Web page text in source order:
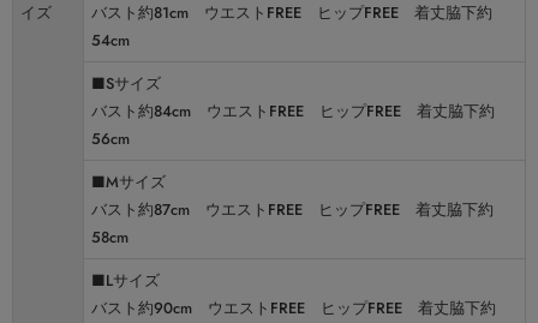
イズ
バスト約81cm ウエストFREE ヒップFREE 着丈脇下約
54cm
■Sサイズ
バスト約84cm ウエストFREE ヒップFREE 着丈脇下約
56cm
■Mサイズ
バスト約87cm ウエストFREE ヒップFREE 着丈脇下約
58cm
■Lサイズ
バスト約90cm ウエストFREE ヒップFREE 着丈脇下約